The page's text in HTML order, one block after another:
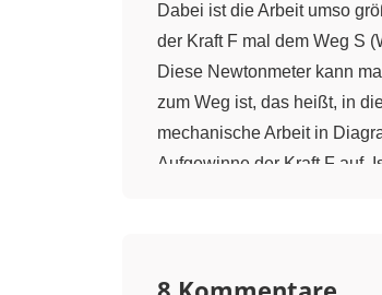
Dabei ist die Arbeit umso
der Kraft F mal dem Weg S
Diese Newtonmeter kann
zum Weg ist, das heißt, in
mechanische Arbeit in
Aufgewinne der Kraft F auf.
um den Betrag DELTA S